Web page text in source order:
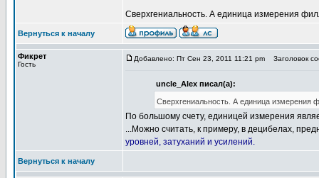
Сверхгениальность. А единица измерения
Вернуться к началу
Фикрет
Гость
Добавлено: Пт Сен 23, 2011 11:21 pm Заголовок
uncle_Alex писал(а):
Сверхгениальность. А единица измерения
По большому счету, единицей измерения
...Можно считать, к примеру, в децибелах,
уровней, затуханий и усилений.
Вернуться к началу